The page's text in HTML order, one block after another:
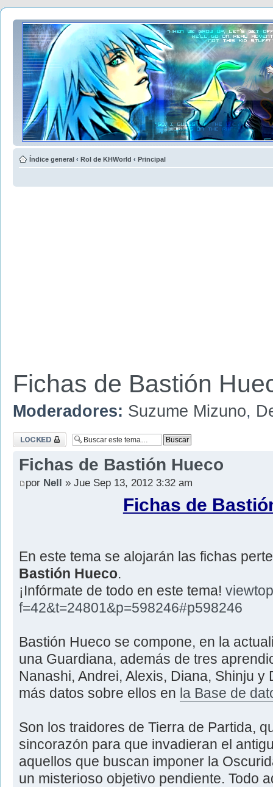
Índice general ‹ Rol de KHWorld ‹ Principal
Fichas de Bastión
Moderadores: Suzume Mizuno,
Tema cerrado
Fichas de Bastión Hueco
por Nell » Jue Sep 13, 2012 3:32 am
Fichas de
En este tema se alojarán las fichas
Bastión Hueco.
¡Infórmate de todo en este tema!
f=42&t=24801&p=598246#p598246
Bastión Hueco se compone, en la
una Guardiana, además de tres
Nanashi, Andrei, Alexis, Diana, Shinju
más datos sobre ellos en la Base de
Son los traidores de Tierra de Partida,
sincorazón para que invadieran el
aquellos que buscan imponer la
un misterioso objetivo pendiente. Todo